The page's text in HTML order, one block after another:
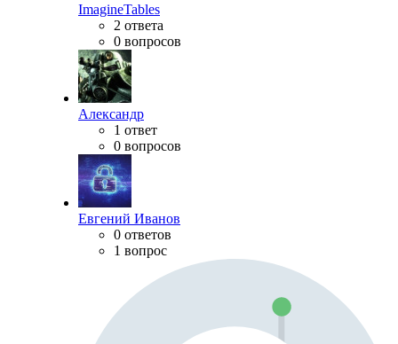
ImagineTables
2 ответа
0 вопросов
Александр
1 ответ
0 вопросов
Евгений Иванов
0 ответов
1 вопрос